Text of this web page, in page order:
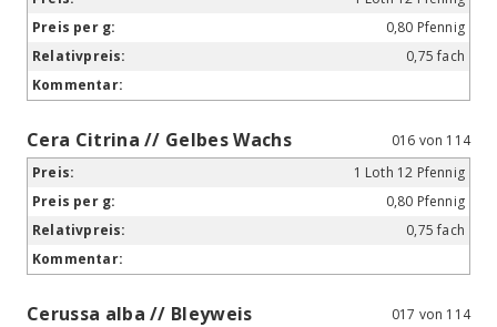
0,80 Pfennig
0,75 fach
Cera Citrina // Gelbes Wachs
016 von 114
1 Loth 12 Pfennig
0,80 Pfennig
0,75 fach
Cerussa alba // Bleyweis
017 von 114